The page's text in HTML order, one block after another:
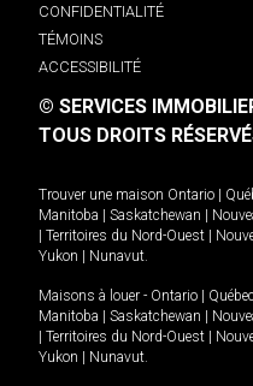
CONFIDENTIALITÉ
TÉMOINS
ACCESSIBILITÉ
© SERVICES
TOUS DROITS
Trouver une maison Ontario
Manitoba
Saskatchewan
Territoires du Nord-Ouest
Yukon
Nunavut.
Maisons à louer - Ontario Québec
Manitoba
Saskatchewan
Territoires du Nord-Ouest
Yukon
Nunavut.